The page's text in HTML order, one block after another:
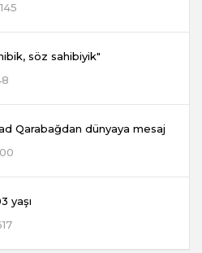
söz sahibiyik"
Qarabağdan dünyaya mesaj
yaşı